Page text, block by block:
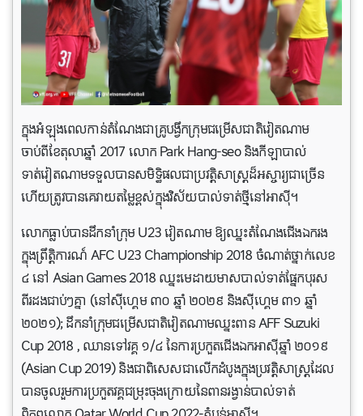
ក្នុងអំឡុងពេលកាន់តំណែងជាគ្រូបង្វឹកក្រុមជម្រើសជាតិវៀតណាម
ចាប់ពីខែតុលាឆ្នាំ 2017 លោក Park Hang-seo និងកីឡាបាល់
ទាត់វៀតណាមទទួលបានសមិទ្ធិផលជាប្រវត្តិសាស្ត្រដ៏អស្ចារ្យជាច្រើន
ហើយត្រូវបានគេវាយតម្លៃខ្ពស់ក្នុងវិស័យបាល់ទាត់ថ្មីនៅអាស៊ី។
លោកធ្លាប់បានដឹកនាំក្រុម U23 វៀតណាម ឱ្យឈ្នះតំណែងជើងឯករង
ក្នុងព្រឹត្តិការណ៍ AFC U23 Championship 2018 ចំណាត់ថ្នាក់លេខ
៤ នៅ Asian Games 2018 ឈ្នះមេដាយមាសបាល់ទាត់ផ្នែកបុរស
ពីរដងជាប់ៗគ្នា (នៅស៊ីហ្គេម ៣០ ឆ្នាំ ២០២៩ និងស៊ីហ្គេម ៣១ ឆ្នាំ
២០២១); ដឹកនាំក្រុមជម្រើស​ជាតិ​វៀតណាមឈ្នះពាន AFF Suzuki
Cup 2018 , ឈានទៅវគ្គ ១/៤ នៃការប្រកួតជើងឯកអាស៊ីឆ្នាំ ២០១៩
(Asian Cup 2019) និងជាពិសេសជាលើកដំបូងក្នុងប្រវត្តិសាស្ត្រដែល
បានចូលរួមការប្រកួតវគ្គជម្រុះចុងក្រោយនៃពានរង្វាន់បាល់ទាត់